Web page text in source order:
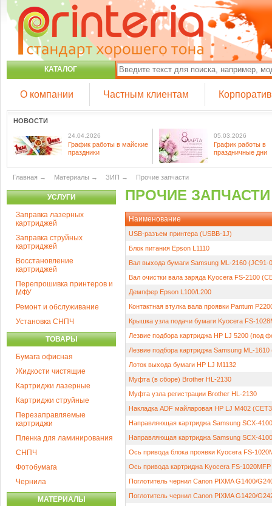
КАТАЛОГ
О компании Частным клиентам
НОВОСТИ
24.04.2026
График работы в майские
праздники
05.03.2026
График работы в
праздничные дни
Главная → Материалы → ЗИП → Прочие запчасти
УСЛУГИ
Заправка лазерных
картриджей
Заправка струйных
картриджей
Восстановление
картриджей
Перепрошивка принтеров и
МФУ
Ремонт и обслуживание
Установка СНПЧ
ТОВАРЫ
Бумага офисная
Жидкости чистящие
Картриджи лазерные
Картриджи струйные
Перезаправляемые
картриджи
Пленка для ламинирования
СНПЧ
Фотобумага
Чернила
МАТЕРИАЛЫ
ПРОЧИЕ
Наименование
USB-разъем принтера (USBB-1J)
Блок питания Epson L1110
Вал выхода бумаги Samsung ML-2160 (JC91-
Вал очистки вала заряда Kyocera FS-2100
Демпфер Epson L100/L200
Контактная втулка вала проявки Pantum
Крышка узла подачи бумаги Kyocera FS-
Лезвие подбора картриджа HP LJ 5200 (под
Лезвие подбора картриджа Samsung ML-
Лоток выхода бумаги HP LJ M1132
Муфта (в сборе) Brother HL-2130
Муфта узла регистрации Brother HL-2130
Накладка ADF майларовая HP LJ M402
Направляющая картриджа Samsung SCX-
Направляющая картриджа Samsung SCX-
Ось привода блока проявки Kyocera FS-
Ось привода картриджа Kyocera FS-1020MFP
Поглотитель чернил Canon PIXMA G1400/
Поглотитель чернил Canon PIXMA G1420/